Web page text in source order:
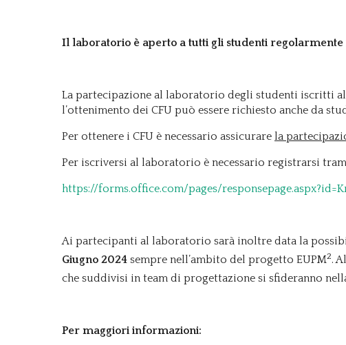
Il laboratorio è aperto a tutti gli studenti regolarmente
La partecipazione al laboratorio degli studenti iscritti al
l’ottenimento dei CFU può essere richiesto anche da
Per ottenere i CFU è necessario assicurare la
Per iscriversi al laboratorio è necessario registrarsi
https://forms.office.com/pages/
Ai partecipanti al laboratorio sarà inoltre data la
Giugno 2024 sempre nell’ambito del progetto EUPM2.
che suddivisi in team di progettazione si sfideranno
Per maggiori informazioni: